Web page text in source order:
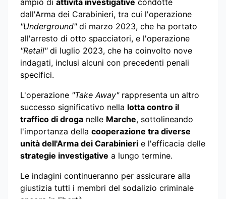
ampio di attività investigative condotte
dall'Arma dei Carabinieri, tra cui l'operazione
"Underground"di marzo 2023, che ha portato
all'arresto di otto spacciatori, e l'operazione
"Retail"di luglio 2023, che ha coinvolto nove
indagati, inclusi alcuni con precedenti penali
specifici.
L'operazione "Take Away"rappresenta un altro
successo significativo nella lotta contro il
traffico di droga nelle Marche, sottolineando
l'importanza della cooperazione tra diverse
unità dell'Arma dei Carabinieri e l'efficacia delle
strategie investigative a lungo termine.
Le indagini continueranno per assicurare alla
giustizia tutti i membri del sodalizio criminale